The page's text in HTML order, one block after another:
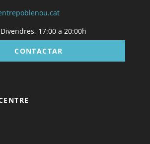
17:00 a 20:00h
CONTACTAR